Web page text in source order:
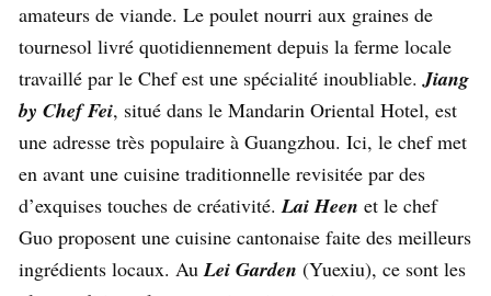
amateurs de viande. Le poulet nourri aux graines de
tournesol livré quotidiennement depuis la ferme locale
travaillé par le Chef est une spécialité inoubliable. Jiang
by Chef Fei, situé dans le Mandarin Oriental Hotel, est
une adresse très populaire à Guangzhou. Ici, le chef met
en avant une cuisine traditionnelle revisitée par des
d’exquises touches de créativité. Lai Heen et le chef
Guo proposent une cuisine cantonaise faite des meilleurs
ingrédients locaux. Au Lei Garden (Yuexiu), ce sont les